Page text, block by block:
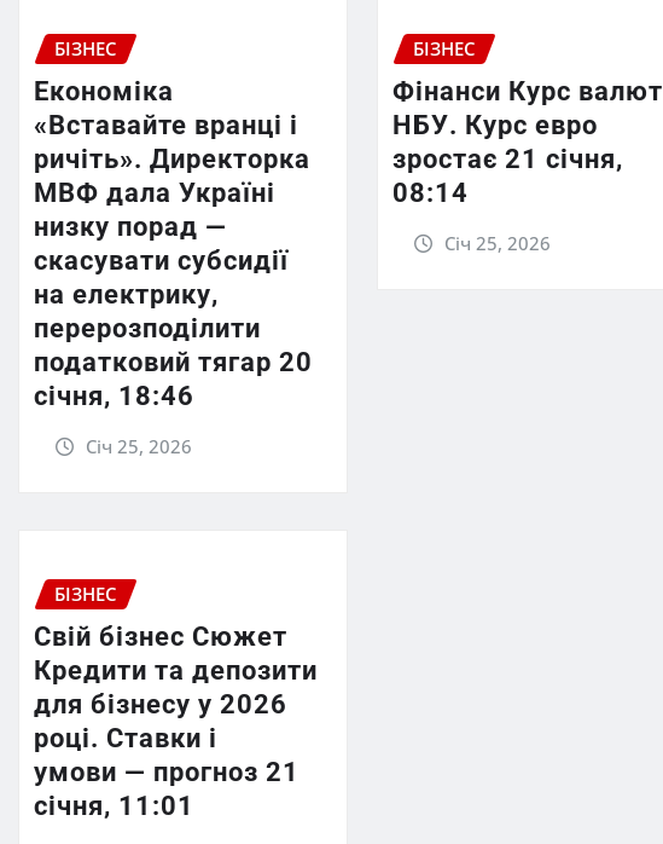
БІЗНЕС
Економіка
«Вставайте вранці і
ричіть». Директорка
МВФ дала Україні
низку порад —
скасувати субсидії
на електрику,
перерозподілити
податковий тягар 20
січня, 18:46
Січ 25, 2026
БІЗНЕС
Фінанси Курс валют
НБУ. Курс евро
зростає 21 січня,
08:14
Січ 25, 2026
БІЗНЕС
Свій бізнес Сюжет
Кредити та депозити
для бізнесу у 2026
році. Ставки і
умови — прогноз 21
січня, 11:01